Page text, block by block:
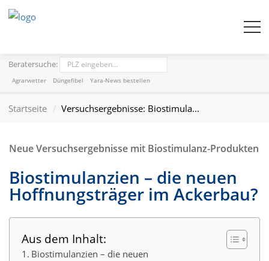
Beratersuche:
Agrarwetter Düngefibel Yara-News bestellen
Startseite Versuchsergebnisse: Biostimula...
Neue Versuchsergebnisse mit Biostimulanz-Produkten
Biostimulanzien – die neuen
Hoffnungsträger im Ackerbau?
Aus dem Inhalt:
Biostimulanzien – die neuen